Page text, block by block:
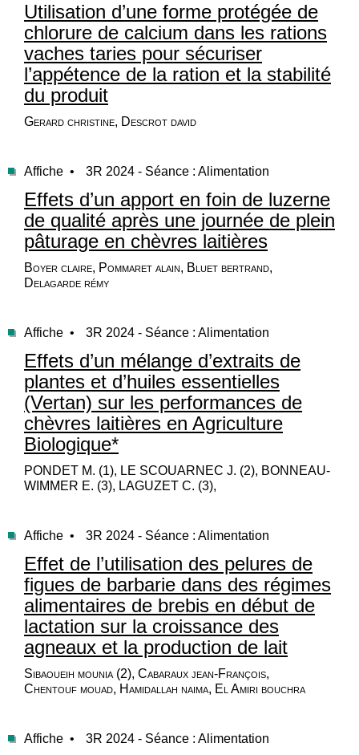
Utilisation d’une forme protégée de
chlorure de calcium dans les rations
vaches taries pour sécuriser
l’appétence de la ration et la stabilité
du produit
Gerard christine, Descrot david
Affiche • 3R 2024 - Séance : Alimentation
Effets d’un apport en foin de luzerne
de qualité après une journée de plein
pâturage en chèvres laitières
Boyer claire, Pommaret alain, Bluet bertrand,
Delagarde rémy
Affiche • 3R 2024 - Séance : Alimentation
Effets d’un mélange d’extraits de
plantes et d’huiles essentielles
(Vertan) sur les performances de
chèvres laitières en Agriculture
Biologique*
PONDET M. (1), LE SCOUARNEC J. (2), BONNEAU-
WIMMER E. (3), LAGUZET C. (3),
Affiche • 3R 2024 - Séance : Alimentation
Effet de l’utilisation des pelures de
figues de barbarie dans des régimes
alimentaires de brebis en début de
lactation sur la croissance des
agneaux et la production de lait
Sibaoueih mounia (2), Cabaraux jean-François,
Chentouf mouad, Hamidallah naima, El Amiri bouchra
Affiche • 3R 2024 - Séance : Alimentation